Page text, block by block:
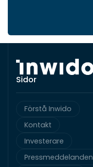
Sidor
Förstå Inwido
Kontakt
Investerare
Pressmeddelanden